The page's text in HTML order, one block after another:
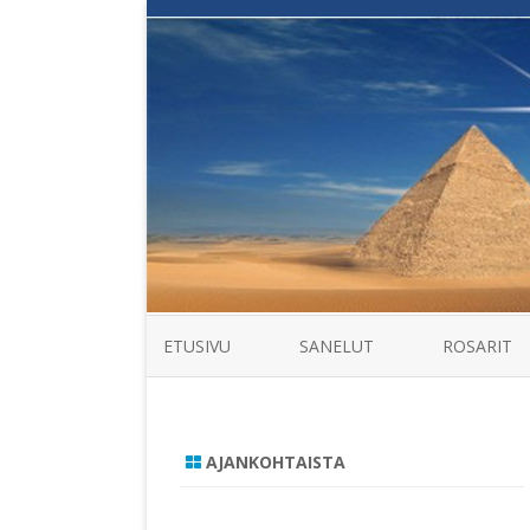
ETUSIVU SANELUT ROSARIT
AJANKOHTAISTA